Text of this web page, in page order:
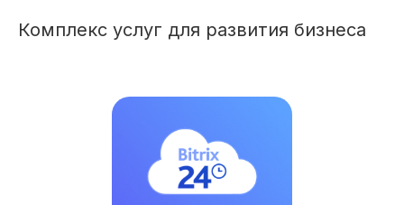
Комплекс услуг для развития бизнеса